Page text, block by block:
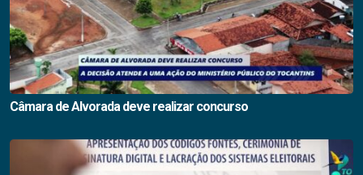
Câmara de Alvorada deve realizar concurso